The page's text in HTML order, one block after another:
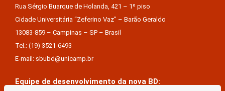
Rua Sérgio Buarque de Holanda, 421 – 1º piso
Cidade Universitária “Zeferino Vaz” – Barão Geraldo
13083-859 – Campinas – SP – Brasil
Tel.: (19) 3521-6493
E-mail: sbubd@unicamp.br
Equipe de desenvolvimento da nova BD: